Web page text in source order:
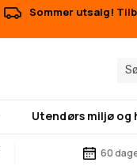
Sommer utsalg!
Utendørs miljø og
60